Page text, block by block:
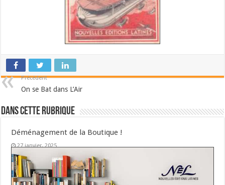
Précédent
On se Bat dans L’Air
Dans cette Rubrique
Déménagement de la Boutique !
27 janvier, 2025